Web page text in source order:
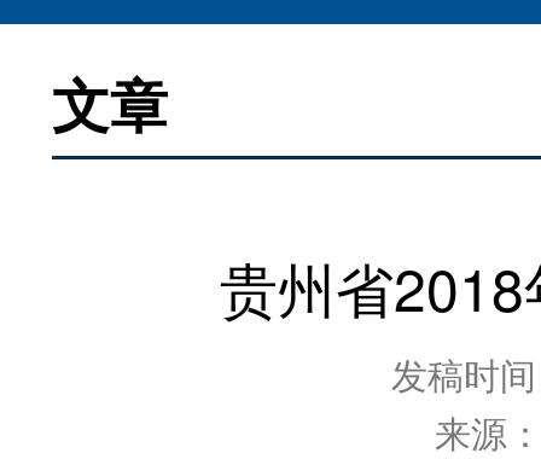
文章
贵州省2018
发稿时
来源